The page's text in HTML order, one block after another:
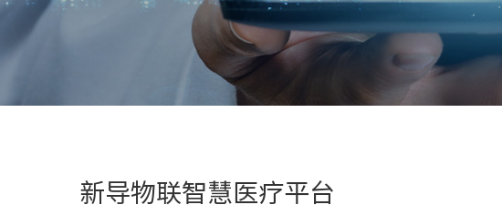
新导物联智慧医疗平台